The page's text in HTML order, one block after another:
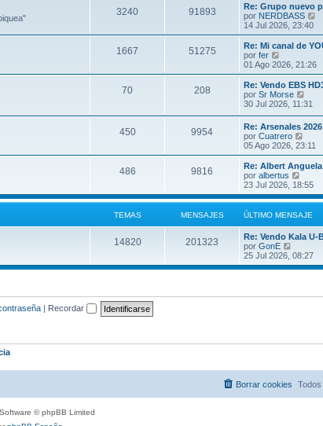
3240 91893
Re: Grupo nuevo
por NERDBASS
r
ú
t
m
o
n
s
e
14 Jul 2026, 23:40
1667 51275
Re: Mi canal de
por fer
e
r
ú
l
t
m
o
m
e
n
s
a
j
e
01 Ago 2026, 21:26
70 208
Re: Vendo EBS
por Sr Morse
e
ú
l
i
o
e
n
s
a
j
e
30 Jul 2026, 11:31
450 9954
Re: Arsenales 2026
por Cuatrero
e
r
ú
l
t
m
o
m
e
n
a
j
05 Ago 2026, 23:11
486 9816
Re: Albert
por albertus
e
r
ú
l
m
m
e
a
23 Jul 2026, 18:55
TEMAS MENSAJES ÚLTIMO MENSAJE
14820 201323
Re: Vendo Kala
por GonE
e
r
25 Jul 2026, 08:27
| Recordar
Borrar cookies
© phpBB Limited